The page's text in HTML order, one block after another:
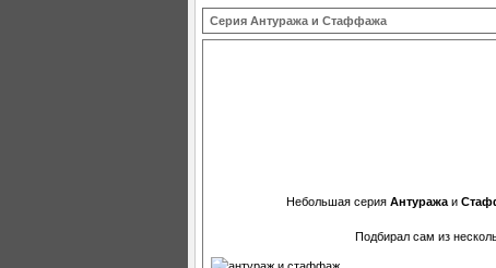
Серия Антуража и Стаффажа
Небольшая серия Антуража и
Подбирал сам из